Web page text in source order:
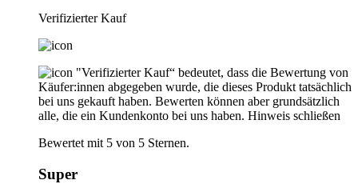
Verifizierter Kauf
"Verifizierter Kauf“ bedeutet, dass die Bewertung von
Käufer:innen abgegeben wurde, die dieses Produkt tatsächlich
bei uns gekauft haben. Bewerten können aber grundsätzlich
alle, die ein Kundenkonto bei uns haben. Hinweis schließen
Bewertet mit 5 von 5 Sternen.
Super